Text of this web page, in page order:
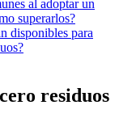
al adoptar un
superarlos?
disponibles para
residuos